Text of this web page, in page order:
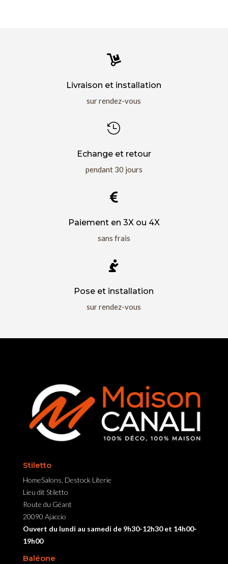

Livraison et installation
sur rendez-vous

Echange et retour
pendant 30 jours

Paiement en 3X ou 4X
sans frais

Pose et installation
sur rendez-vous
Stiletto
HomeSalons, Destock Literie
Lieu dit Stiletto
Route du Géant
20090 Ajaccio
Ouvert du lundi au samedi de 9h30-12h30 et 14h00-
19h00
Baléone